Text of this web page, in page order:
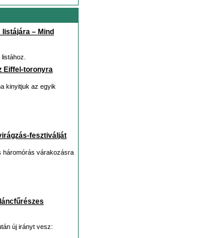
– Mind
Eiffel-toronyra
kinyitjuk az egyik
fesztiválját
háromórás várakozásra
új irányt vesz: